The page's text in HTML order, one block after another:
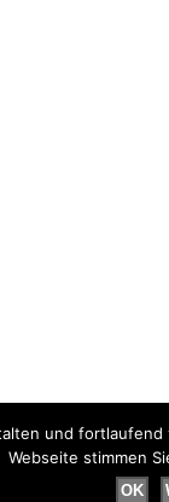
und
Webseite stimmen
OK